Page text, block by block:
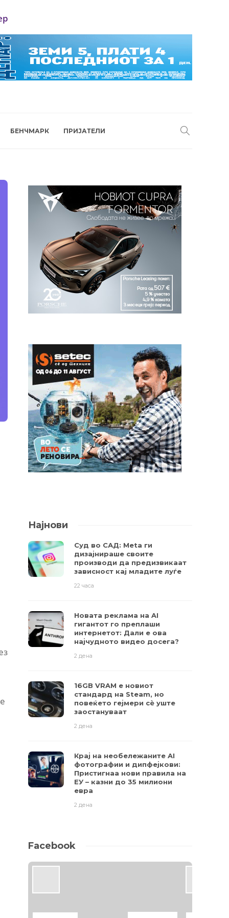
БЕНЧМАРК ПРИЈАТЕЛИ
Најнови
Суд во САД: Meta ги
дизајнираше своите
производи да предизвикаат
зависност кај младите луѓе
22 часа
Новата реклама на AI
гигантот го преплаши
интернетот: Дали е ова
најчудното видео досега?
2 дена
16GB VRAM е новиот
стандард на Steam, но
повеќето гејмери ​​сè уште
заостануваат
2 дена
Крај на необележаните AI
фотографии и дипфејкови:
Пристигнаа нови правила на
ЕУ – казни до 35 милиони
евра
2 дена
Facebook